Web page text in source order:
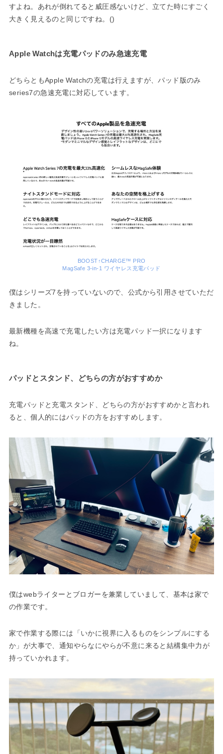
すよね。あれが倒れてると威圧感ないけど、立てた時にすごく
大きく見えるのと同じですね。()
Apple Watchは充電パッドのみ急速充電
どちらともApple Watchの充電は行えますが、パッド版のみ
series7の急速充電に対応しています。
BOOST↑CHARGE™ PRO
MagSafe 3-in-1 ワイヤレス充電パッド
僕はシリーズ7を持っていないので、公式から引用させていただ
きました。
最新機種を高速で充電したい方は充電パッド一択になります
ね。
パッドとスタンド、どちらの方がおすすめか
充電パッドと充電スタンド、どちらの方がおすすめかと言われ
ると、個人的にはパッドの方をおすすめします。
僕はwebライターとブロガーを兼業していまして、基本は家で
の作業です。
家で作業する際には「いかに視界に入るものをシンプルにする
か」が大事で、通知やらなにやらが不意に来ると結構集中力が
持っていかれます。